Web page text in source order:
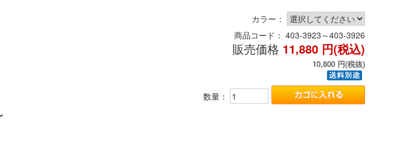
カラー：
商品コード： 403-3923～403-3926
販売価格 11,880 円(税込)
10,800 円(税抜)
数量：